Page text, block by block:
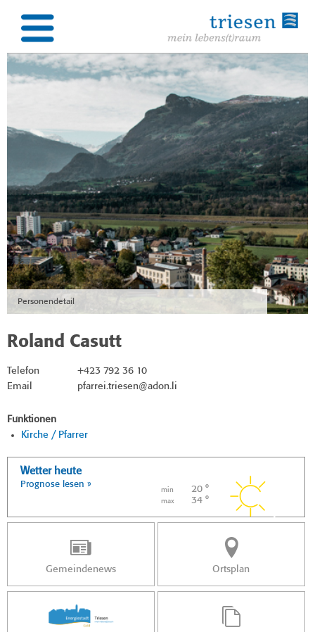
Personendetail
Roland Casutt
Telefon
+423 792 36 10
Email
pfarrei.triesen@adon.li
Funktionen
Kirche / Pfarrer
Wetter heute
Prognose lesen »
min 20 °
max 34 °
Gemeindenews Ortsplan